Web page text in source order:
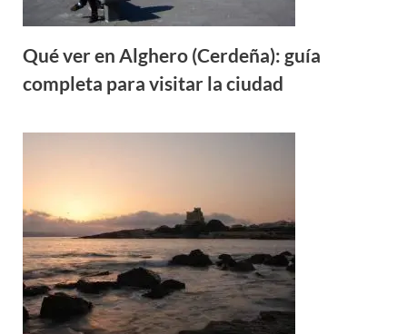
Qué ver en Alghero (Cerdeña): guía
completa para visitar la ciudad